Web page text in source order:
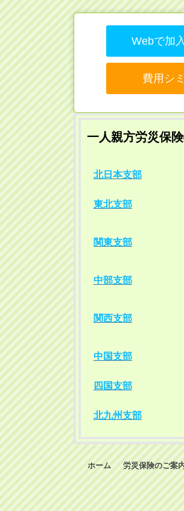
Webで加
費用シ
一人親方労災保
北日本支部
東北支部
関東支部
中部支部
関西支部
中国支部
四国支部
北九州支部
ホーム 労災保険のご案